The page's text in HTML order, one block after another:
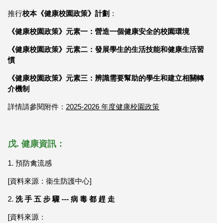
推行校本《健康校園政策》計劃 ：
《健康校園政策》元素一：營造一個健康安全的校園環境
《健康校園政策》元素二：發展學生的生活技能和健康生活習
慣
《健康校園政策》元素三：辨識需要幫助的學生和建立相關轉
介機制
詳情請參閱附件： 2025-2026 年度健康校園政策
戊. 健康資訊：
1. 預防禽流感
[資料來源：衞生防護中心]
2. 洗 手 五 步 驟 --- 病 毒 都 趕 走
[資料來源：